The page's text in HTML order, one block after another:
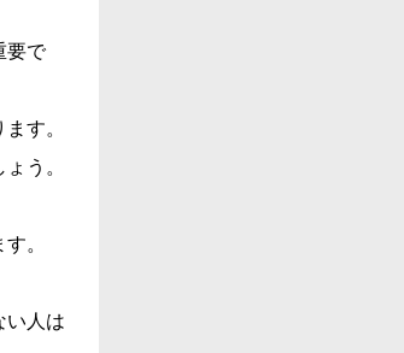
要で
す。
う。
。
い人は